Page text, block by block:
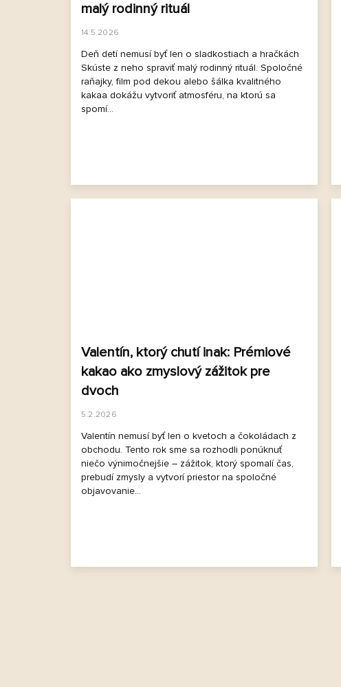
malý rodinný rituál
14.5.2026
Deň detí nemusí byť len o sladkostiach a hračkách
Skúste z neho spraviť malý rodinný rituál. Spoločné
raňajky, film pod dekou alebo šálka kvalitného
kakaa dokážu vytvoriť atmosféru, na ktorú sa
spomí...
Valentín, ktorý chutí inak: Prémiové
kakao ako zmyslový zážitok pre
dvoch
5.2.2026
Valentín nemusí byť len o kvetoch a čokoládach z
obchodu. Tento rok sme sa rozhodli ponúknuť
niečo výnimočnejšie – zážitok, ktorý spomalí čas,
prebudí zmysly a vytvorí priestor na spoločné
objavovanie...